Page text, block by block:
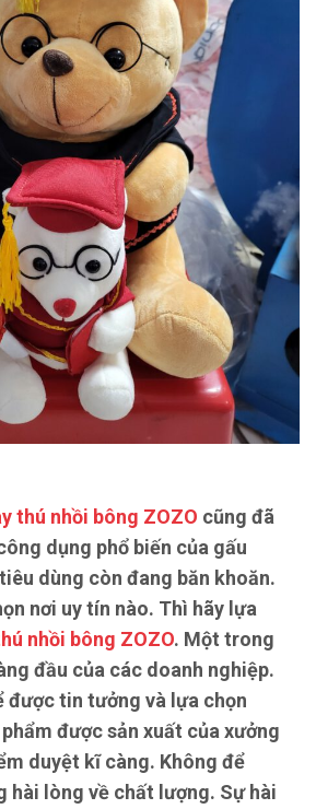
thú nhồi bông ZOZO cũng đã
dụng phổ biến của gấu
dùng còn đang băn khoăn.
nơi uy tín nào. Thì hãy lựa
nhồi bông ZOZO. Một trong
đầu của các doanh nghiệp.
được tin tưởng và lựa chọn
được sản xuất của xưởng
duyệt kĩ càng. Không để
hài lòng về chất lượng. Sự hài